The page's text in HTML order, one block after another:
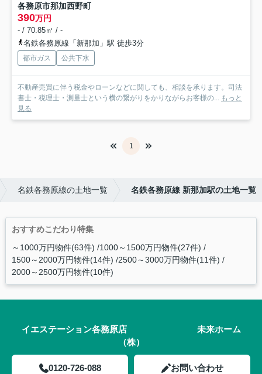
各務原市那加西野町
390万円
- / 70.85㎡ / -
名鉄各務原線「新那加」駅 徒歩3分
都市ガス 公共下水
不動産売買に伴う税金やローンなどに関しても、相談を承ります。司法
書士・税理士・測量士という横の繋がりをかりながらお客様の... もっと
見る
1
名鉄各務原線の土地一覧 名鉄各務原線 新那加駅の土地一覧
おすすめこだわり特集
～1000万円物件(63件) 1000～1500万円物件(27件)
1500～2000万円物件(14件) 2500～3000万円物件(11件)
2000～2500万円物件(10件)
イエステーション各務原店 未来ホーム
（株）
0120-726-088 お問い合わせ